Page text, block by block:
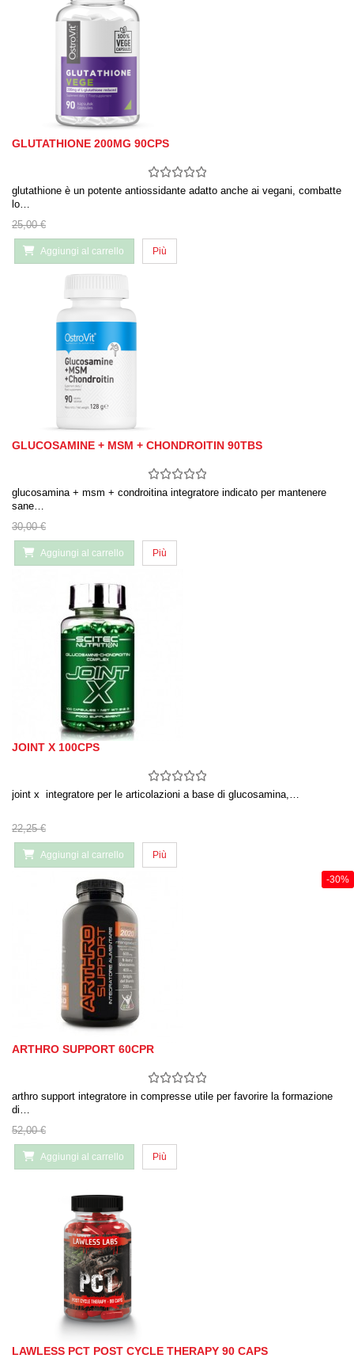
GLUTATHIONE 200MG 90CPS
glutathione è un potente antiossidante adatto anche ai vegani, combatte
lo…
25,00 €
Aggiungi al carrello Più
GLUCOSAMINE + MSM + CHONDROITIN 90TBS
glucosamina + msm + condroitina integratore indicato per mantenere
sane…
30,00 €
Aggiungi al carrello Più
JOINT X 100CPS
joint x integratore per le articolazioni a base di glucosamina,…
22,25 €
Aggiungi al carrello Più
ARTHRO SUPPORT 60CPR
arthro support integratore in compresse utile per favorire la formazione
di…
52,00 €
-30%
Aggiungi al carrello Più
LAWLESS PCT POST CYCLE THERAPY 90 CAPS